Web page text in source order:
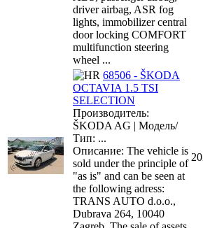
driver airbag, ASR fog
lights, immobilizer central
door locking COMFORT
multifunction steering
wheel ...
68506 - ŠKODA
OCTAVIA 1.5 TSI
SELECTION
Производитель:
ŠKODA AG | Модель/
Тип: ...
Описание: The vehicle is
sold under the principle of
"as is" and can be seen at
the following adress:
TRANS AUTO d.o.o.,
Dubrava 264, 10040